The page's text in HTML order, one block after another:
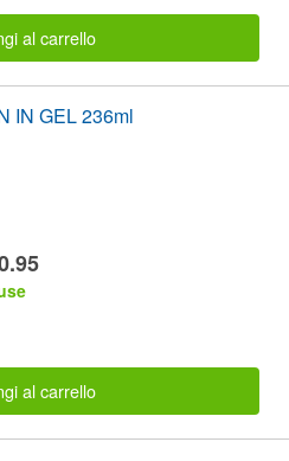
al carrello
IN GEL 236ml
al carrello